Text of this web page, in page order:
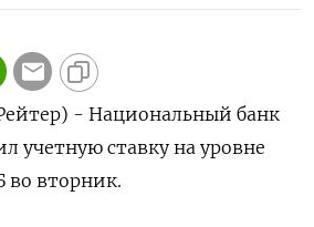
- Национальный банк
учетную ставку на уровне
во вторник.